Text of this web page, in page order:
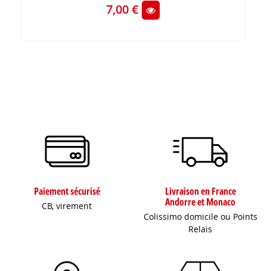
7,00 €
Paiement sécurisé
CB, virement
Livraison en France
Andorre et Monaco
Colissimo domicile ou Points
Relais